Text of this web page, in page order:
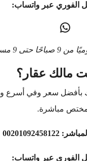
الفوري عبر واتساب:
حتى 9 مساءً.
مالك عقار؟
بأفضل سعر وفي أسرع
مباشرة.
00201092458122
الفوري عبر واتساب: